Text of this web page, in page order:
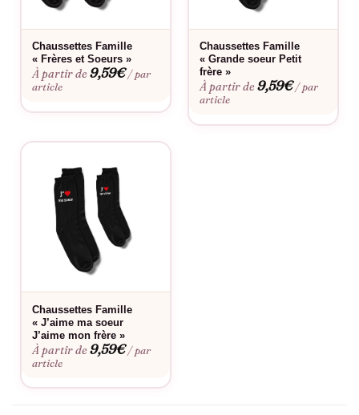
Longueur mi-longue qui reste bien en place
Idéal pour
Anniversaires, fêtes des sœurs, cadeaux spontanés, moments
en famille ou simplement pour porter avec fierté ce titre au
quotidien.
Consultez notre guide des tailles
Envie d’une touche personnelle ? Découvrez notre
personnalisation. Pour préserver l’éclat du message, privilégiez
un lavage à la main ou en machine à 40°C maximum. Le tarif
indiqué correspond à une seule paire de chaussettes Grande
Soeur ❤.
Chaussettes Famille
« Frères et Soeurs »
À partir de9,59€ / par
article
Chaussettes Famille
« Grande soeur Petit
frère »
À partir de9,59€ / par
article
Chaussettes Famille
« J’aime ma soeur
J’aime mon frère »
À partir de9,59€ / par
article